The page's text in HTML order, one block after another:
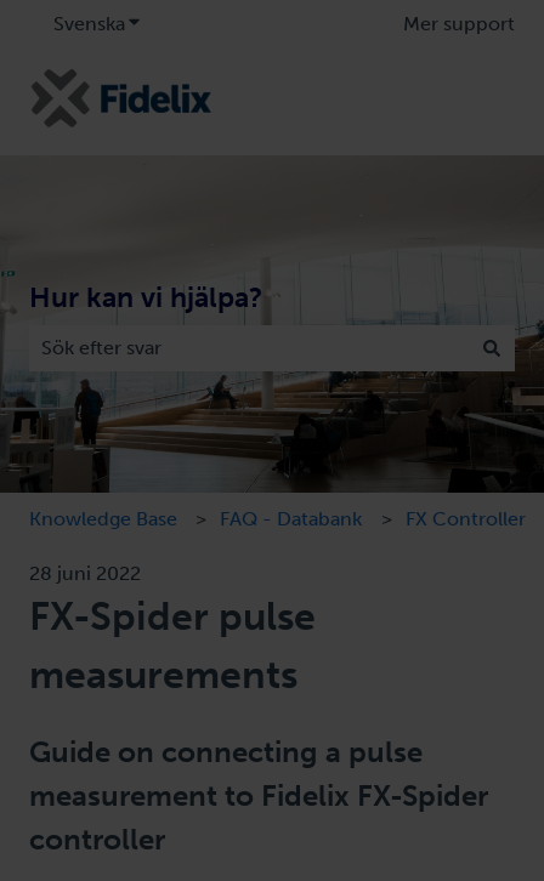
Svenska Visa undermenyer för översättningarMer support
Hur kan vi hjälpa?
Det finns inga förslag eftersom sökfältet är tomt.
Knowledge Base FAQ - Databank FX Controller
28 juni 2022
FX-Spider pulse
measurements
Guide on connecting a pulse
measurement to Fidelix FX-Spider
controller